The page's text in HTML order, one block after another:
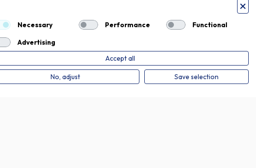
Privacy Policy
Necessary Performance
Functional
Advertising
Accept all
No, adjust Save selection